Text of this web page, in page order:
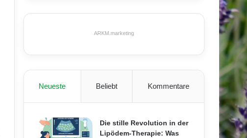
ARKM.marketing
Neueste Beliebt Kommentare
Die stille Revolution in der
Lipödem-Therapie: Was